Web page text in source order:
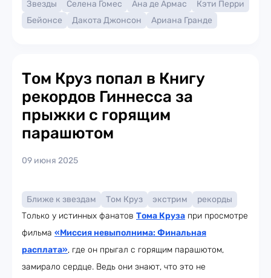
Звезды Селена Гомес Ана де Армас
Кэти Перри
Бейонсе
Дакота Джонсон Ариана Гранде
Том Круз попал в Книгу
рекордов Гиннесса за
прыжки с горящим
парашютом
09 июня 2025
Ближе к звездам Том Круз экстрим
рекорды
Только у истинных фанатов Тома Круза при просмотре
фильма «Миссия невыполнима: Финальная
расплата», где он прыгал с горящим парашютом,
замирало сердце. Ведь они знают, что это не